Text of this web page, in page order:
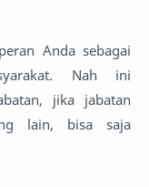
Anda sebagai
Nah ini
jika jabatan
lain, bisa saja